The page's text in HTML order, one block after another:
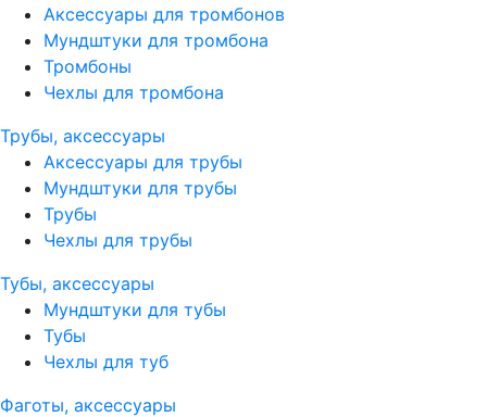
Аксессуары для тромбонов
Мундштуки для тромбона
Тромбоны
Чехлы для тромбона
Трубы, аксессуары
Аксессуары для трубы
Мундштуки для трубы
Трубы
Чехлы для трубы
Тубы, аксессуары
Мундштуки для тубы
Тубы
Чехлы для туб
Фаготы, аксессуары